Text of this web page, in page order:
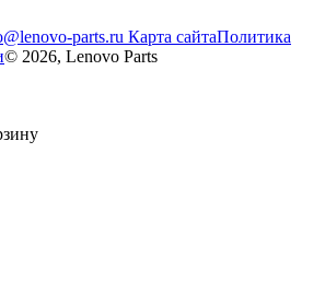
parts.ru Карта сайтаПолитика
© 2026, Lenovo Parts